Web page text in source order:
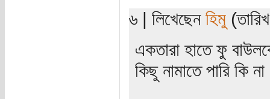
৬ | লিখেছেন হিমু
একতারা হাতে ফু
কিছু নামাতে পারি কি